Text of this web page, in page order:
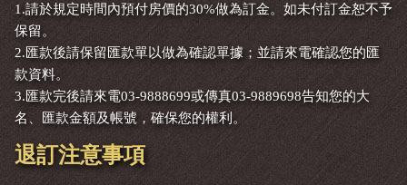
1.請於規定時間內預付房價的30%做為訂金。如未付訂金恕不予
保留。
2.匯款後請保留匯款單以做為確認單據；並請來電確認您的匯
款資料。
3.匯款完後請來電03-9888699或傳真03-9889698告知您的大
名、匯款金額及帳號，確保您的權利。
退訂注意事項